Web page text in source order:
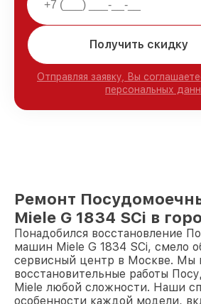
Получить скидку
Отправляя заявку, Вы
персональных
Ремонт
Miele G 1834 SCi в
Понадобился восстановление
машин Miele G 1834 SCi, смело
сервисный центр в Москве. Мы
восстановительные работы
Miele любой сложности. Наши
особенности каждой модели,